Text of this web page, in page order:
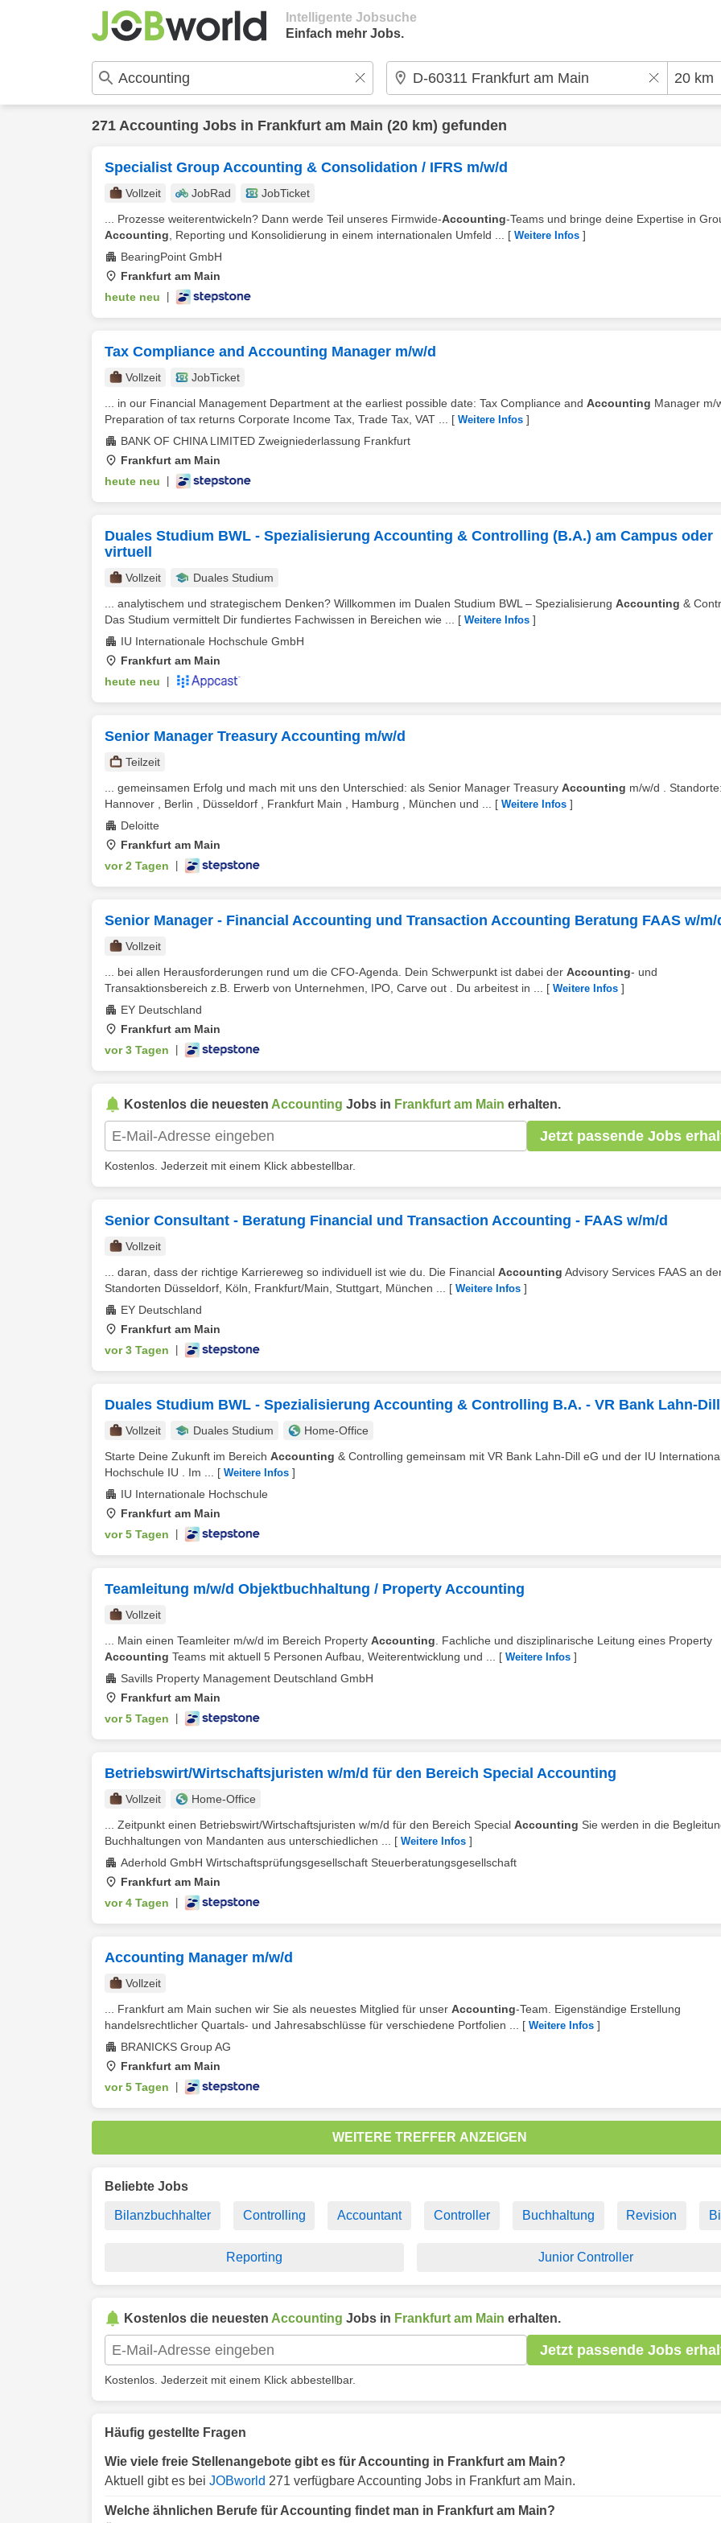
Intelligente Jobsuche
Einfach mehr Jobs.
271 Accounting Jobs in Frankfurt am Main (20 km) gefunden
Specialist Group Accounting & Consolidation / IFRS m/w/d
Vollzeit JobRad
JobTicket
... Prozesse weiterentwickeln? Dann werde Teil unseres Firmwide-Accounting-Teams und bringe deine Expertise in
Accounting , Reporting und Konsolidierung in einem internationalen Umfeld ... [ Weitere Infos ]
BearingPoint GmbH
Frankfurt am Main
heute neu
Tax Compliance and Accounting Manager m/w/d
Vollzeit
JobTicket
... in our Financial Management Department at the earliest possible date: Tax Compliance and Accounting Manager m/
Preparation of tax returns Corporate Income Tax, Trade Tax, VAT ...
[ Weitere Infos ]
BANK OF CHINA LIMITED Zweigniederlassung Frankfurt
Frankfurt am Main
heute neu
Duales Studium BWL - Spezialisierung Accounting & Controlling (B.A.) am Campus oder
virtuell
Vollzeit
Duales Studium
... analytischem und strategischem Denken? Willkommen im Dualen Studium BWL – Spezialisierung Accounting &
Das Studium vermittelt Dir fundiertes Fachwissen in Bereichen wie ...
[ Weitere Infos ]
IU Internationale Hochschule GmbH
Frankfurt am Main
heute neu
Senior Manager Treasury Accounting m/w/d
Teilzeit
... gemeinsamen Erfolg und mach mit uns den Unterschied: als Senior Manager Treasury Accounting m/w/d .
Hannover , Berlin , Düsseldorf , Frankfurt Main , Hamburg , München und ...
[ Weitere Infos ]
Deloitte
Frankfurt am Main
vor 2 Tagen
Senior Manager - Financial Accounting und Transaction Accounting Beratung FAAS w/m/
Vollzeit
... bei allen Herausforderungen rund um die CFO-Agenda. Dein Schwerpunkt ist dabei der Accounting- und
Transaktionsbereich z.B. Erwerb von Unternehmen, IPO, Carve out . Du arbeitest in ...
[ Weitere Infos ]
EY Deutschland
Frankfurt am Main
vor 3 Tagen
Kostenlos die neuesten Accounting Jobs in Frankfurt am Main erhalten.
Jetzt passende Jobs
Kostenlos. Jederzeit mit einem Klick abbestellbar.
Senior Consultant - Beratung Financial und Transaction Accounting - FAAS w/m/d
Vollzeit
... daran, dass der richtige Karriereweg so individuell ist wie du. Die Financial Accounting Advisory Services FAAS an
Standorten Düsseldorf, Köln, Frankfurt/Main, Stuttgart, München ...
[ Weitere Infos ]
EY Deutschland
Frankfurt am Main
vor 3 Tagen
Duales Studium BWL - Spezialisierung Accounting & Controlling B.A. - VR Bank Lahn-
Vollzeit Duales Studium
Home-Office
Starte Deine Zukunft im Bereich Accounting & Controlling gemeinsam mit VR Bank Lahn-Dill eG und der IU
Hochschule IU . Im ...
[ Weitere Infos ]
IU Internationale Hochschule
Frankfurt am Main
vor 5 Tagen
Teamleitung m/w/d Objektbuchhaltung / Property Accounting
Vollzeit
... Main einen Teamleiter m/w/d im Bereich Property Accounting . Fachliche und disziplinarische Leitung eines Property
Accounting Teams mit aktuell 5 Personen Aufbau, Weiterentwicklung und ... [ Weitere Infos ]
Savills Property Management Deutschland GmbH
Frankfurt am Main
vor 5 Tagen
Betriebswirt/Wirtschaftsjuristen w/m/d für den Bereich Special Accounting
Vollzeit
Home-Office
... Zeitpunkt einen Betriebswirt/Wirtschaftsjuristen w/m/d für den Bereich Special Accounting Sie werden in die
Buchhaltungen von Mandanten aus unterschiedlichen ...
[ Weitere Infos ]
Aderhold GmbH Wirtschaftsprüfungsgesellschaft Steuerberatungsgesellschaft
Frankfurt am Main
vor 4 Tagen
Accounting Manager m/w/d
Vollzeit
... Frankfurt am Main suchen wir Sie als neuestes Mitglied für unser Accounting-Team. Eigenständige Erstellung
handelsrechtlicher Quartals- und Jahresabschlüsse für verschiedene Portfolien ...
[ Weitere Infos ]
BRANICKS Group AG
Frankfurt am Main
vor 5 Tagen
WEITERE TREFFER ANZEIGEN
Beliebte Jobs
Bilanzbuchhalter Controlling Accountant Controller Buchhaltung Revision
Reporting Junior Controller
Kostenlos die neuesten Accounting Jobs in Frankfurt am Main erhalten.
Jetzt passende Jobs
Kostenlos. Jederzeit mit einem Klick abbestellbar.
Häufig gestellte Fragen
Wie viele freie Stellenangebote gibt es für Accounting in Frankfurt am Main?
Aktuell gibt es bei JOBworld 271 verfügbare Accounting Jobs in Frankfurt am Main.
Welche ähnlichen Berufe für Accounting findet man in Frankfurt am Main?